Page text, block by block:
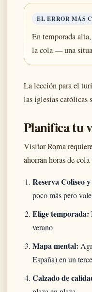
EL ERROR MÁS
En temporada
la cola — una
La lección para el
las iglesias católicas
Planifica tu
Visitar Roma
ahorran horas de
Reserva Coliseo
poco más pero
Elige temporada:
verano
Mapa mental:
España) en un
Calzado de